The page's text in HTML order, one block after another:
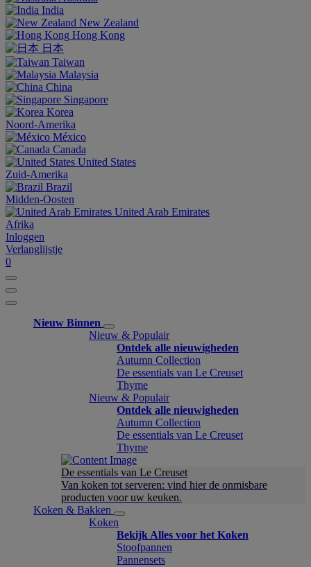
India
New Zealand
Hong Kong
日本
Taiwan
Malaysia
China
Singapore
Korea
Noord-Amerika
México
Canada
United States
Zuid-Amerika
Brazil
Midden-Oosten
United Arab Emirates
Afrika
Inloggen
Verlanglijstje
0
Nieuw Binnen
Nieuw & Populair
Ontdek alle nieuwigheden
Autumn Collection
De essentials van Le Creuset
Thyme
Nieuw & Populair
Ontdek alle nieuwigheden
Autumn Collection
De essentials van Le Creuset
Thyme
De essentials van Le Creuset
Van koken tot serveren: vind hier de onmisbare
producten voor uw keuken.
Koken & Bakken
Koken
Bekijk Alles voor het Koken
Stoofpannen
Pannensets